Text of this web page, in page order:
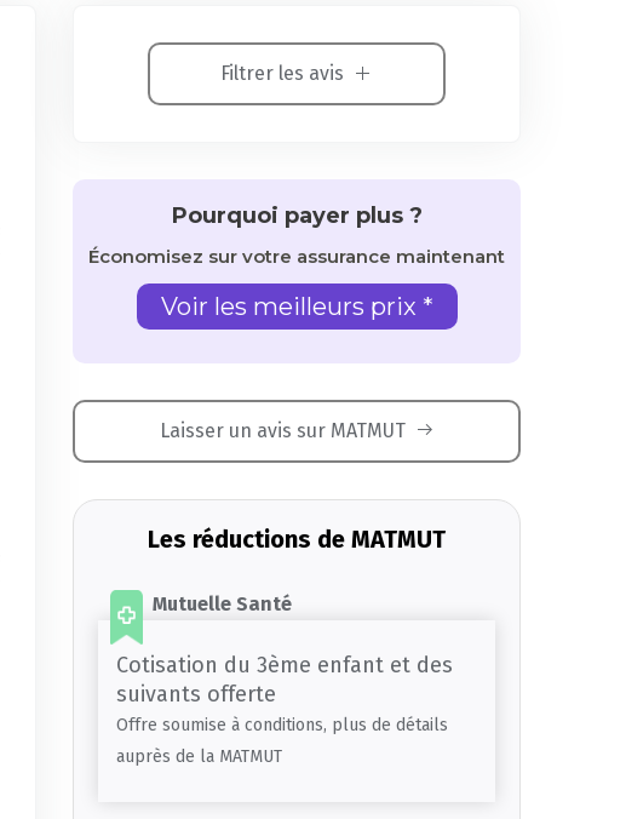
Filtrer les avis
Pourquoi payer plus ?
Économisez sur votre assurance maintenant
Voir les meilleurs prix *
Laisser un avis sur MATMUT
Les réductions de MATMUT
Mutuelle Santé
Cotisation du 3ème enfant et des
suivants offerte
Offre soumise à conditions, plus de détails
auprès de la MATMUT